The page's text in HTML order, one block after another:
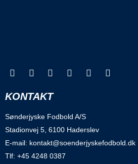
KONTAKT
Sønderjyske Fodbold A/S
Stadionvej 5, 6100 Haderslev
E-mail: kontakt@soenderjyskefodbold.dk
Tlf: +45 4248 0387